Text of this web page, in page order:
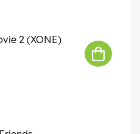
2 (XONE)